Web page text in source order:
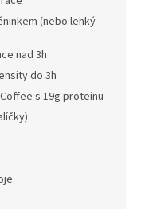
(nebo lehký
nad 3h
do 3h
s 19g proteinu